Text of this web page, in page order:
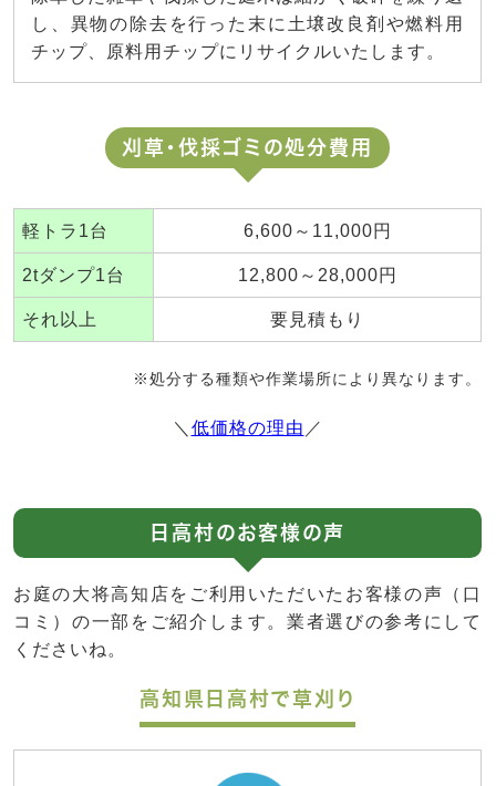
し、異物の除去を行った末に土壌改良剤や燃料用
チップ、原料用チップにリサイクルいたします。
刈草・伐採ゴミの処分費用
軽トラ1台 6,600～11,000円
2tダンプ1台 12,800～28,000円
それ以上 要見積もり
※処分する種類や作業場所により異なります。
＼ 低価格の理由 ／
日高村のお客様の声
お庭の大将高知店をご利用いただいたお客様の声（口
コミ）の一部をご紹介します。業者選びの参考にして
くださいね。
高知県日高村で草刈り